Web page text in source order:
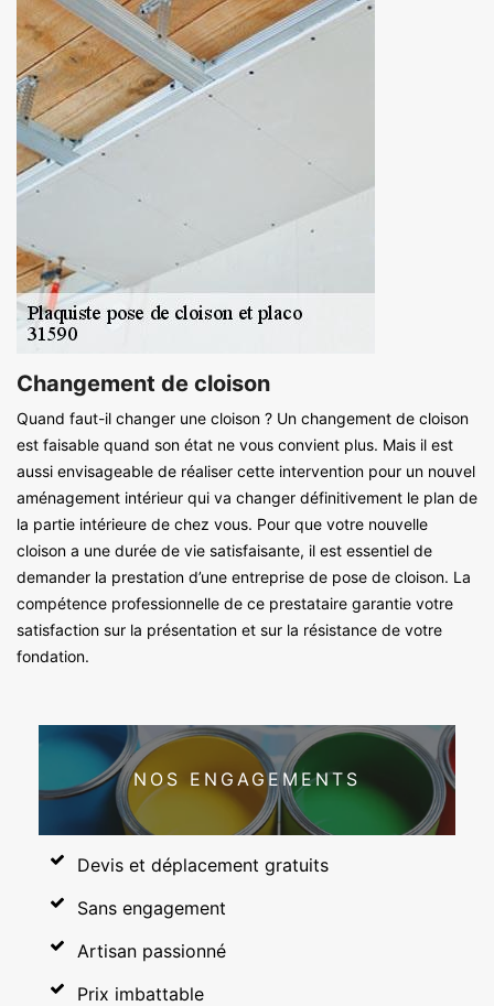
Changement de cloison
Quand faut-il changer une cloison ? Un changement de cloison
est faisable quand son état ne vous convient plus. Mais il est
aussi envisageable de réaliser cette intervention pour un nouvel
aménagement intérieur qui va changer définitivement le plan de
la partie intérieure de chez vous. Pour que votre nouvelle
cloison a une durée de vie satisfaisante, il est essentiel de
demander la prestation d’une entreprise de pose de cloison. La
compétence professionnelle de ce prestataire garantie votre
satisfaction sur la présentation et sur la résistance de votre
fondation.
NOS ENGAGEMENTS
Devis et déplacement gratuits
Sans engagement
Artisan passionné
Prix imbattable